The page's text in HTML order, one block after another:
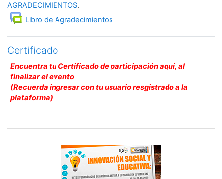
AGRADECIMIENTOS.
Libro de Agradecimientos
Foro
Certificado
Encuentra tu Certificado de participación aquí, al
finalizar el evento
(Recuerda ingresar con tu usuario resgistrado a la
plataforma)